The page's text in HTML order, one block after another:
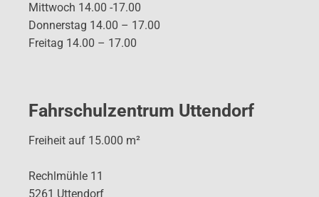
Mittwoch 14.00 -17.00
Donnerstag 14.00 – 17.00
Freitag 14.00 – 17.00
Fahrschulzentrum Uttendorf
Freiheit auf 15.000 m²
Rechlmühle 11
5261 Uttendorf